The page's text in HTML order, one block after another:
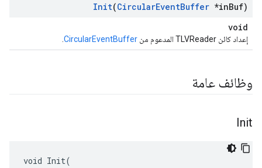
Init(CircularEventBuffer *inBuf)
void
إعداد كائن TLVReader المدعوم من CircularEventBuffer
وظائف عامة
Init
void Init(